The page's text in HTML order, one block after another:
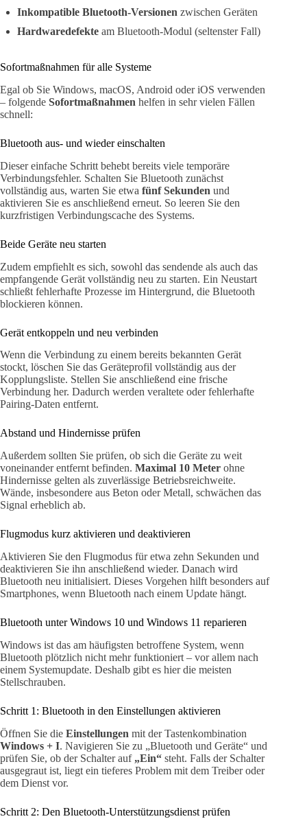
Inkompatible Bluetooth-Versionen zwischen Geräten
Hardwaredefekte am Bluetooth-Modul (seltenster Fall)
Sofortmaßnahmen für alle Systeme
Egal ob Sie Windows, macOS, Android oder iOS verwenden
– folgende Sofortmaßnahmen helfen in sehr vielen Fällen
schnell:
Bluetooth aus- und wieder einschalten
Dieser einfache Schritt behebt bereits viele temporäre
Verbindungsfehler. Schalten Sie Bluetooth zunächst
vollständig aus, warten Sie etwa fünf Sekunden und
aktivieren Sie es anschließend erneut. So leeren Sie den
kurzfristigen Verbindungscache des Systems.
Beide Geräte neu starten
Zudem empfiehlt es sich, sowohl das sendende als auch das
empfangende Gerät vollständig neu zu starten. Ein Neustart
schließt fehlerhafte Prozesse im Hintergrund, die Bluetooth
blockieren können.
Gerät entkoppeln und neu verbinden
Wenn die Verbindung zu einem bereits bekannten Gerät
stockt, löschen Sie das Geräteprofil vollständig aus der
Kopplungsliste. Stellen Sie anschließend eine frische
Verbindung her. Dadurch werden veraltete oder fehlerhafte
Pairing-Daten entfernt.
Abstand und Hindernisse prüfen
Außerdem sollten Sie prüfen, ob sich die Geräte zu weit
voneinander entfernt befinden. Maximal 10 Meter ohne
Hindernisse gelten als zuverlässige Betriebsreichweite.
Wände, insbesondere aus Beton oder Metall, schwächen das
Signal erheblich ab.
Flugmodus kurz aktivieren und deaktivieren
Aktivieren Sie den Flugmodus für etwa zehn Sekunden und
deaktivieren Sie ihn anschließend wieder. Danach wird
Bluetooth neu initialisiert. Dieses Vorgehen hilft besonders auf
Smartphones, wenn Bluetooth nach einem Update hängt.
Bluetooth unter Windows 10 und Windows 11 reparieren
Windows ist das am häufigsten betroffene System, wenn
Bluetooth plötzlich nicht mehr funktioniert – vor allem nach
einem Systemupdate. Deshalb gibt es hier die meisten
Stellschrauben.
Schritt 1: Bluetooth in den Einstellungen aktivieren
Öffnen Sie die Einstellungen mit der Tastenkombination
Windows + I. Navigieren Sie zu „Bluetooth und Geräte“ und
prüfen Sie, ob der Schalter auf „Ein“ steht. Falls der Schalter
ausgegraut ist, liegt ein tieferes Problem mit dem Treiber oder
dem Dienst vor.
Schritt 2: Den Bluetooth-Unterstützungsdienst prüfen